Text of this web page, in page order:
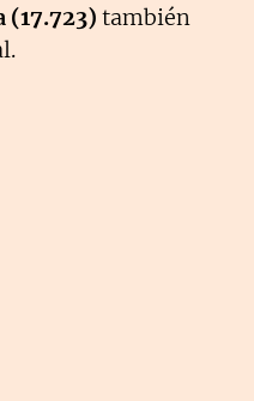
(17.723) también